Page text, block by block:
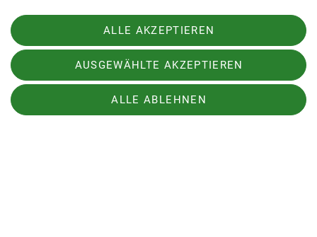
ALLE AKZEPTIEREN
AUSGEWÄHLTE AKZEPTIEREN
ALLE ABLEHNEN